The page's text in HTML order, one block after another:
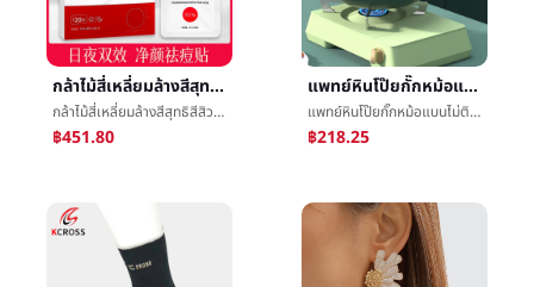
กล้าไม้สี่เหลี่ยมล้างสีสุทธิสีสิวแปะกล้าไม้เขี้ยวสีเขียวสีสิวแปะความงามเอกลักษณ์ร้านค้ากำจัดดาษปิดสิว
กล้าไม้สี่เหลี่ยมล้างสีสุทธิสีสิวแปะกล้าไม้เขี้ยวสีเขียวสีสิวแปะความงามเอกลักษณ์ร้านค้ากำจัดดาษปิดสิว
฿451.80
แพทย์หินโป๊ยกั๊กหม้อแบนไม่ติดทอดหม้อทอดกะทะทอดหนึ่งหม้อทอดèหม้อไม่ติดหม้อéหม้อไม่ข่อ
แพทย์หินโป๊ยกั๊กหม้อแบนไม่ติดทอดหม้อทอดกะทะทอดหนึ่งหม้อทอดèหม้อไม่ติดหม้อéหม้อไม่ข่อ
฿218.25